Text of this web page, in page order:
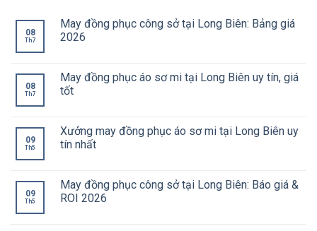
08
Th7
May đồng phục công sở tại Long Biên: Bảng giá
2026
08
Th7
May đồng phục áo sơ mi tại Long Biên uy tín, giá
tốt
09
Th5
Xưởng may đồng phục áo sơ mi tại Long Biên uy
tín nhất
09
Th5
May đồng phục công sở tại Long Biên: Báo giá &
ROI 2026